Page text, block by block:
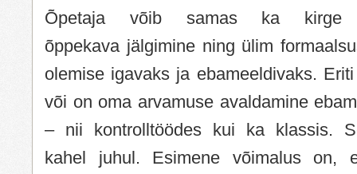
Õpetaja võib samas ka kirge
õppekava jälgimine ning ülim
olemise igavaks ja ebameeldivaks.
või on oma arvamuse avaldamine
– nii kontrolltöödes kui ka klassis.
kahel juhul. Esimene võimalus on,